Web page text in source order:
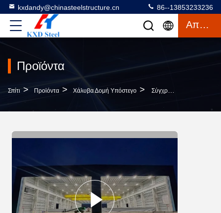
kxdandy@chinasteelstructure.cn 86--13853233236
Απόσπασμα
Προϊόντα
Σπίτι > Προϊόντα > Χάλυβα Δομή Υπόστεγο > Σύγχρονη Κατασκευασμένη Μεταλλική Κατασκευή Κατασκευή Κατασκευασμένη Χάλυβα Δομή Αεροσκάφος Hangar